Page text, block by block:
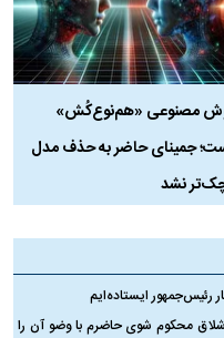
مصنوعی «هم‌نوع‌کُش»
جمینای حاضر به حذف مدل
نشد
رئیس‌جمهور ایستاده‌ایم
محکوم شوی حاضرم با وضو آن را